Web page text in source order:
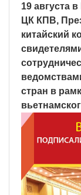
19 августа
ЦК КПВ,
китайский
стран в